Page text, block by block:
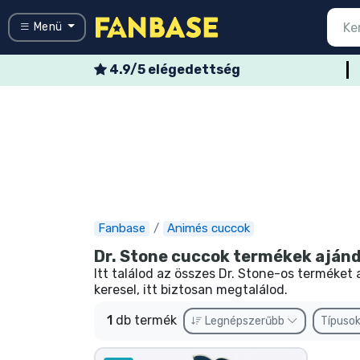
Menü
4.9/5 elégedettség
Fanbase Animés cuccok
Dr. Stone cuccok termékek
Itt találod az összes Dr. Stone-os terméket
keresel, itt biztosan megtalálod.
1 db termék Legnépszerűbb Típusok
Menü
Express szállítás
Előrendelhető cuccok
Vissza a
Vissza a
Vissza a
Vissza a
Vissza a
Vissza a
Vissza a
Vissza a
Vissza a